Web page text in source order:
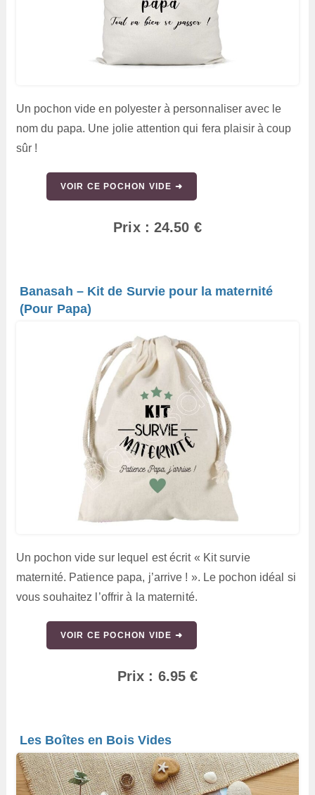
Un pochon vide en polyester à personnaliser avec le
nom du papa. Une jolie attention qui fera plaisir à coup
sûr !
VOIR CE POCHON VIDE ➜
Prix : 24.50 €
Banasah – Kit de Survie pour la maternité
(Pour Papa)
Un pochon vide sur lequel est écrit « Kit survie
maternité. Patience papa, j’arrive ! ». Le pochon idéal si
vous souhaitez l’offrir à la maternité.
VOIR CE POCHON VIDE ➜
Prix : 6.95 €
Les Boîtes en Bois Vides